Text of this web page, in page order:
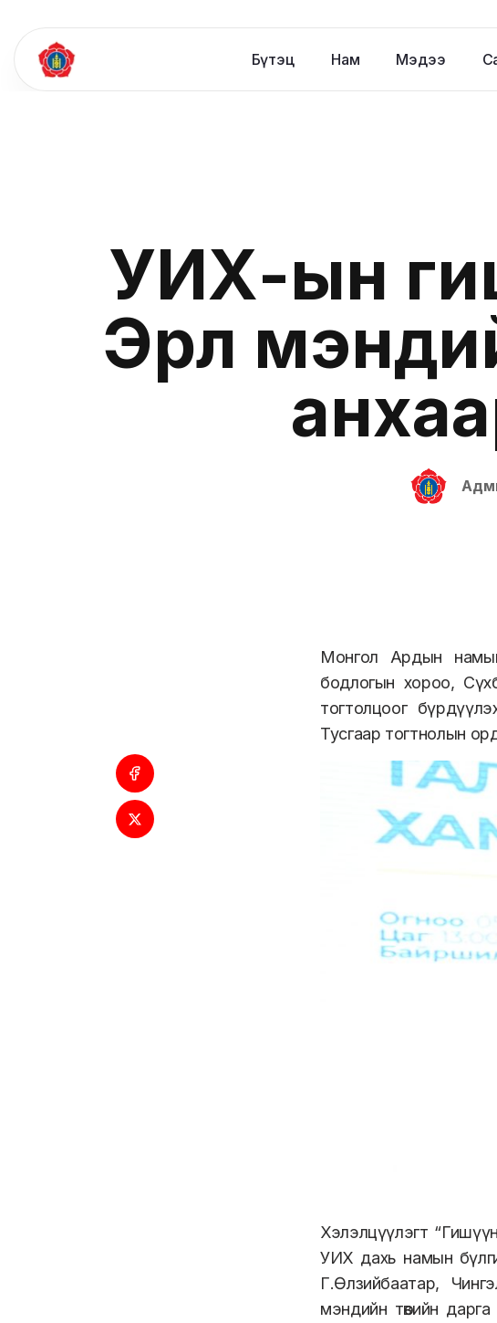
Бүтэц Нам Мэдээ
УИХ-ын
Эрүүл
Монгол Ардын намын
бодлогын хороо,
тогтолцоог
Тусгаар тогтнолын
Хэлэлцүүлэгт
УИХ дахь намын
Г.Өлзийбаатар,
мэндийн төвийн